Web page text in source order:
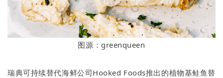
图源：greenqueen
瑞典可持续替代海鲜公司Hooked Foods推出的植物基鲑鱼替